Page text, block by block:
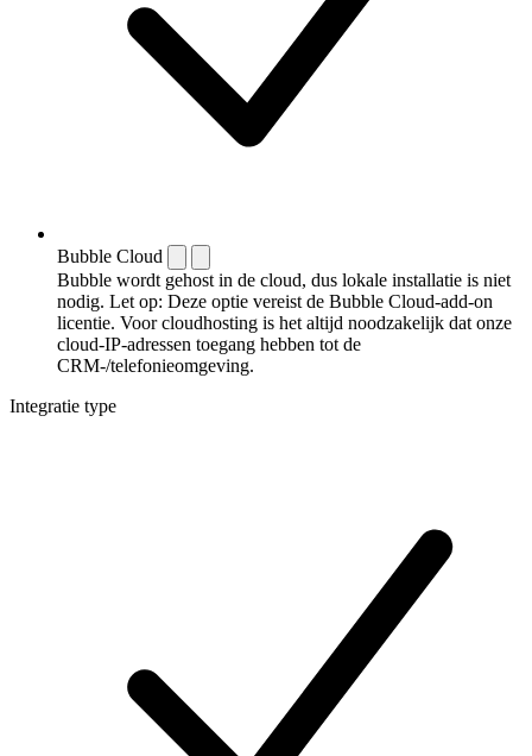
Bubble Cloud
Bubble wordt gehost in de cloud, dus lokale installatie is niet
nodig. Let op: Deze optie vereist de Bubble Cloud-add-on
licentie. Voor cloudhosting is het altijd noodzakelijk dat onze
cloud-IP-adressen toegang hebben tot de
CRM-/telefonieomgeving.
Integratie type